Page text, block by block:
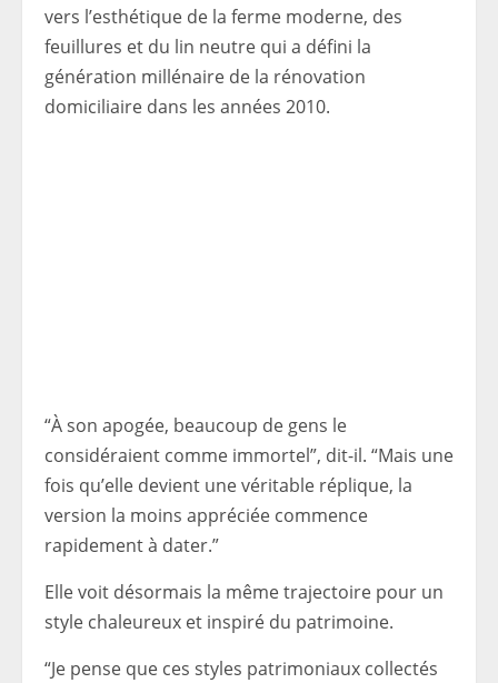
vers l’esthétique de la ferme moderne, des
feuillures et du lin neutre qui a défini la
génération millénaire de la rénovation
domiciliaire dans les années 2010.
“À son apogée, beaucoup de gens le
considéraient comme immortel”, dit-il. “Mais une
fois qu’elle devient une véritable réplique, la
version la moins appréciée commence
rapidement à dater.”
Elle voit désormais la même trajectoire pour un
style chaleureux et inspiré du patrimoine.
“Je pense que ces styles patrimoniaux collectés